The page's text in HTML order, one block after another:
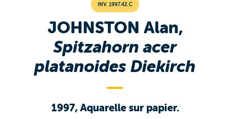
INV. 1997.42.C
JOHNSTON Alan,
Spitzahorn acer
platanoides Diekirch
1997, Aquarelle sur papier.